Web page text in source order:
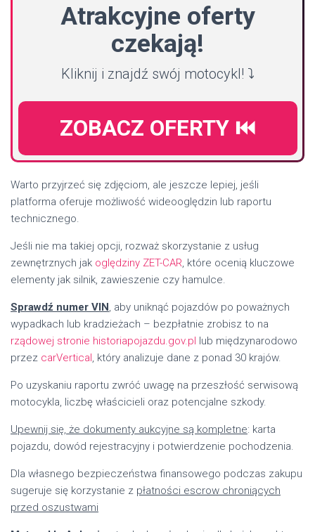
Atrakcyjne oferty
czekają!
Kliknij i znajdź swój motocykl! ⤵️
ZOBACZ OFERTY ⏮️
Warto przyjrzeć się zdjęciom, ale jeszcze lepiej, jeśli
platforma oferuje możliwość wideooględzin lub raportu
technicznego.
Jeśli nie ma takiej opcji, rozważ skorzystanie z usług
zewnętrznych jak oględziny ZET-CAR, które ocenią kluczowe
elementy jak silnik, zawieszenie czy hamulce.
Sprawdź numer VIN, aby uniknąć pojazdów po poważnych
wypadkach lub kradzieżach – bezpłatnie zrobisz to na
rządowej stronie historiapojazdu.gov.pl lub międzynarodowo
przez carVertical, który analizuje dane z ponad 30 krajów.
Po uzyskaniu raportu zwróć uwagę na przeszłość serwisową
motocykla, liczbę właścicieli oraz potencjalne szkody.
Upewnij się, że dokumenty aukcyjne są kompletne: karta
pojazdu, dowód rejestracyjny i potwierdzenie pochodzenia.
Dla własnego bezpieczeństwa finansowego podczas zakupu
sugeruje się korzystanie z płatności escrow chroniących
przed oszustwami